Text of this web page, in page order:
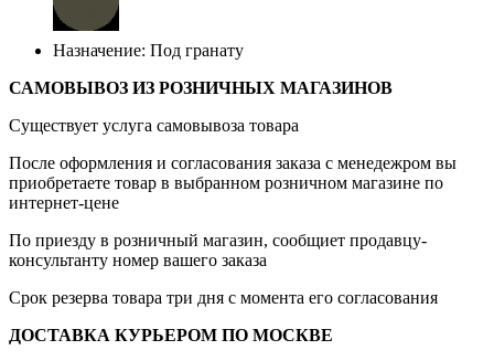
Назначение: Под гранату
САМОВЫВОЗ ИЗ РОЗНИЧНЫХ МАГАЗИНОВ
Существует услуга самовывоза товара
После оформления и согласования заказа с менедежром вы
приобретаете товар в выбранном розничном магазине по
интернет-цене
По приезду в розничный магазин, сообщиет продавцу-
консультанту номер вашего заказа
Срок резерва товара три дня с момента его согласования
ДОСТАВКА КУРЬЕРОМ ПО МОСКВЕ